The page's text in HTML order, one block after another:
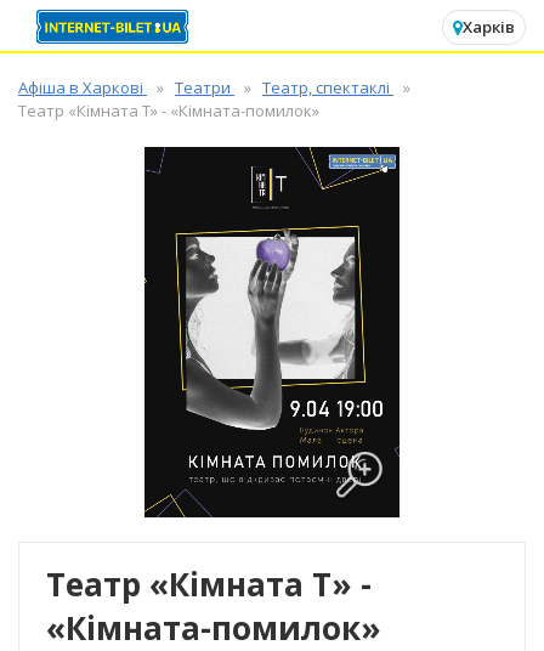
Харків
Афіша в Харкові Театри
Театр, спектаклі
Театр «Кімната Т» - «Кімната-помилок»
Театр «Кімната Т» -
«Кімната-помилок»